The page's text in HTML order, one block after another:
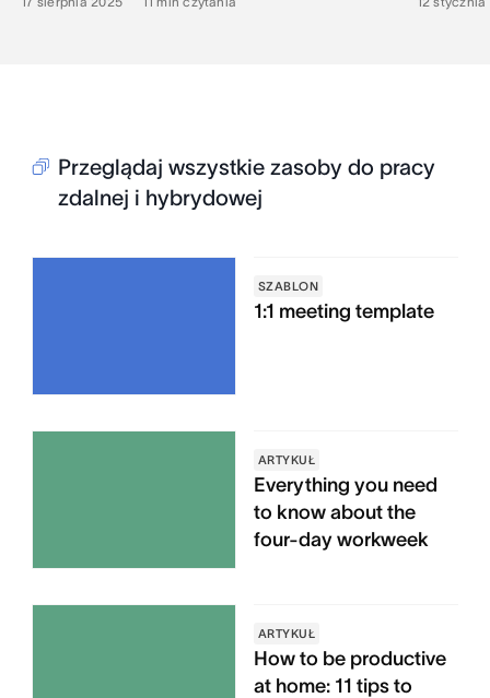
Przeglądaj wszystkie zasoby do pracy
zdalnej i hybrydowej
SZABLON
1:1 meeting template
ARTYKUŁ
Everything you need
to know about the
four-day workweek
ARTYKUŁ
How to be productive
at home: 11 tips to